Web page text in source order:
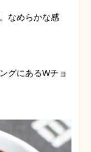
なめらかな感
グにあるWチョ